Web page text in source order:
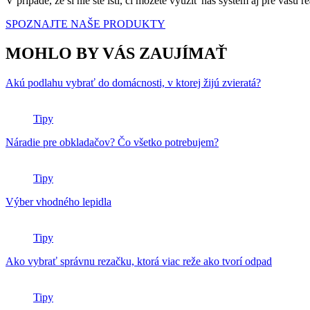
SPOZNAJTE NAŠE PRODUKTY
MOHLO BY VÁS ZAUJÍMAŤ
Akú podlahu vybrať do domácnosti, v ktorej žijú zvieratá?
Tipy
Náradie pre obkladačov? Čo všetko potrebujem?
Tipy
Výber vhodného lepidla
Tipy
Ako vybrať správnu rezačku, ktorá viac reže ako tvorí odpad
Tipy